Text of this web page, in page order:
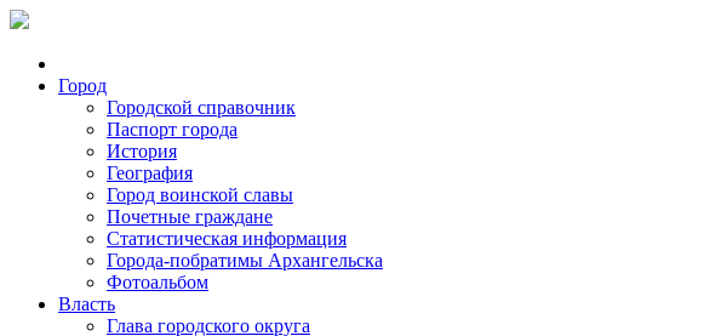
Город
Городской справочник
Паспорт города
История
География
Город воинской славы
Почетные граждане
Статистическая информация
Города-побратимы Архангельска
Фотоальбом
Власть
Глава городского округа